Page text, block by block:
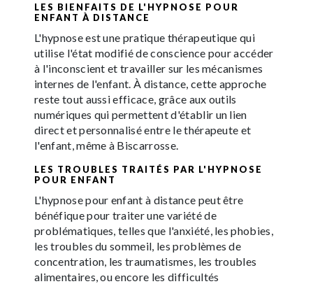
LES BIENFAITS DE L'HYPNOSE POUR
ENFANT À DISTANCE
L'hypnose est une pratique thérapeutique qui
utilise l'état modifié de conscience pour accéder
à l'inconscient et travailler sur les mécanismes
internes de l'enfant. À distance, cette approche
reste tout aussi efficace, grâce aux outils
numériques qui permettent d'établir un lien
direct et personnalisé entre le thérapeute et
l'enfant, même à Biscarrosse.
LES TROUBLES TRAITÉS PAR L'HYPNOSE
POUR ENFANT
L'hypnose pour enfant à distance peut être
bénéfique pour traiter une variété de
problématiques, telles que l'anxiété, les phobies,
les troubles du sommeil, les problèmes de
concentration, les traumatismes, les troubles
alimentaires, ou encore les difficultés